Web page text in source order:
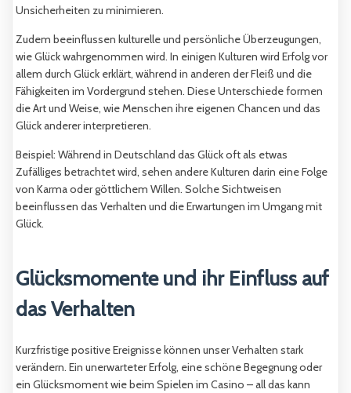
Unsicherheiten zu minimieren.
Zudem beeinflussen kulturelle und persönliche Überzeugungen,
wie Glück wahrgenommen wird. In einigen Kulturen wird Erfolg vor
allem durch Glück erklärt, während in anderen der Fleiß und die
Fähigkeiten im Vordergrund stehen. Diese Unterschiede formen
die Art und Weise, wie Menschen ihre eigenen Chancen und das
Glück anderer interpretieren.
Beispiel: Während in Deutschland das Glück oft als etwas
Zufälliges betrachtet wird, sehen andere Kulturen darin eine Folge
von Karma oder göttlichem Willen. Solche Sichtweisen
beeinflussen das Verhalten und die Erwartungen im Umgang mit
Glück.
Glücksmomente und ihr Einfluss auf
das Verhalten
Kurzfristige positive Ereignisse können unser Verhalten stark
verändern. Ein unerwarteter Erfolg, eine schöne Begegnung oder
ein Glücksmoment wie beim Spielen im Casino – all das kann